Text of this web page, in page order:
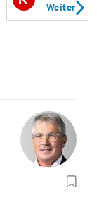
Weiter